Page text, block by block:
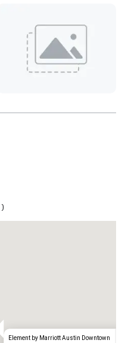
)
Element by Marriott Austin Downtown